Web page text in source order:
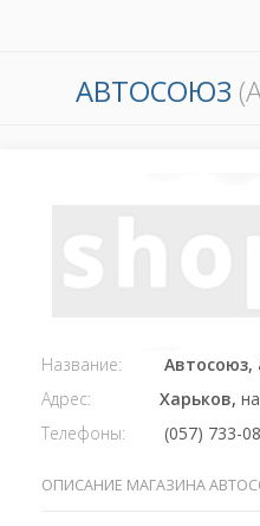
АВТОСОЮЗ
Название:
Автосоюз,
Адрес:
Харьков,
Телефоны:
(057) 733-
ОПИСАНИЕ МАГАЗИНА